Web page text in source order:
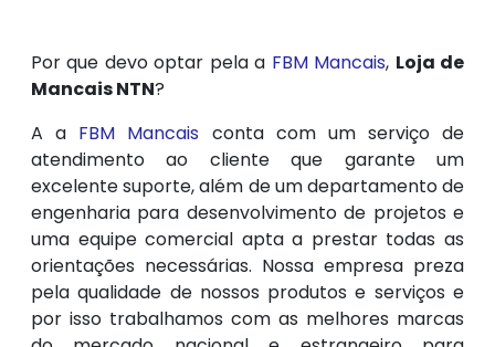
Por que devo optar pela a FBM Mancais, Loja de
Mancais NTN?
A a FBM Mancais conta com um serviço de
atendimento ao cliente que garante um
excelente suporte, além de um departamento de
engenharia para desenvolvimento de projetos e
uma equipe comercial apta a prestar todas as
orientações necessárias. Nossa empresa preza
pela qualidade de nossos produtos e serviços e
por isso trabalhamos com as melhores marcas